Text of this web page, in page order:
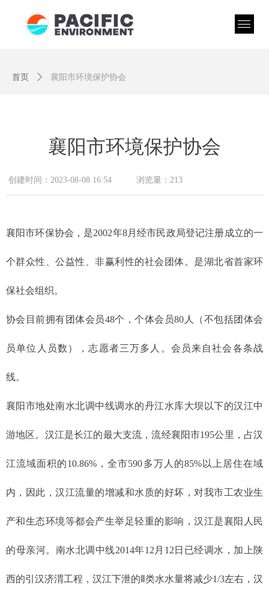
襄阳市环境保护协会
襄阳市环保协会，是2002年8月经市民政局登记注册成立的一
个群众性、公益性、非赢利性的社会团体。是湖北省首家环
保社会组织。
协会目前拥有团体会员48个，个体会员80人（不包括团体会
员单位人员数），志愿者三万多人。会员来自社会各条战
线。
襄阳市地处南水北调中线调水的丹江水库大坝以下的汉江中
游地区。汉江是长江的最大支流，流经襄阳市195公里，占汉
江流域面积的10.86%，全市590多万人的85%以上居住在域
内，因此，汉江流量的增减和水质的好坏，对我市工农业生
产和生态环境等都会产生举足轻重的影响，汉江是襄阳人民
的母亲河。南水北调中线2014年12月12日已经调水，加上陕
西的引汉济渭工程，汉江下泄的Ⅱ类水水量将减少1/3左右，汉
创建时间： 2023-08-08 16:54 浏览量： 213
首页 ꄲ 襄阳市环境保护协会